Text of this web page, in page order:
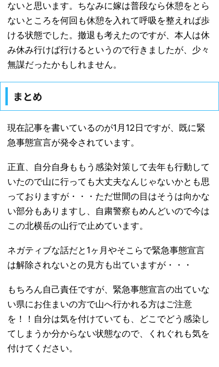
ないと思います。ちなみに嫁は普段なら休憩をとら
ないところを何回も休憩を入れて呼吸を整えれば歩
ける状態でした。撤退も考えたのですが、本人は休
み休み行けば行けるというので行きましたが、少々
無謀だったかもしれません。
まとめ
現在記事を書いているのが1月12日ですが、既に緊
急事態宣言が発令されています。
正直、自分自身ももう感染対策して去年も行動して
いたので山に行っても大丈夫なんじゃないかとも思
っておりますが・・・ただ世間の目はそうは向かな
い部分もありますし、自粛警察もめんどいので今は
この北横岳の山行で止めています。
ネガティブな話だと1ヶ月やそこらで緊急事態宣言
は解除されないとの見方も出ていますが・・・
もちろん自己責任ですが、緊急事態宣言の出ていな
い県にお住まいの方で山へ行かれる方はご注意
を！！自分は気を付けていても、どこでどう感染し
てしまうか分からない状態なので、くれぐれも気を
付けてください。